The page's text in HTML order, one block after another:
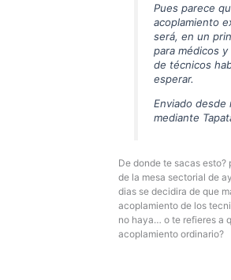
Pues parece
acoplamiento
será, en un
para médicos
de técnicos
esperar.
Enviado desde
mediante
De donde te sacas esto?
de la mesa sectorial de
dias se decidira de que
acoplamiento de los
no haya… o te refieres a
acoplamiento ordinario?